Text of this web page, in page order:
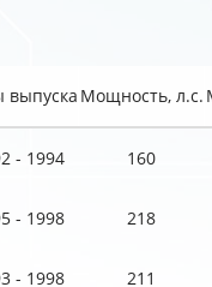
выпуска Мощность, л.с.
- 1994 160
- 1998 218
- 1998 211